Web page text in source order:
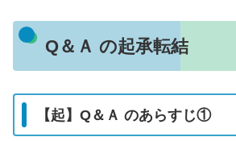
Q＆Ａ の起承転結
【起】Q＆Ａ のあらすじ①